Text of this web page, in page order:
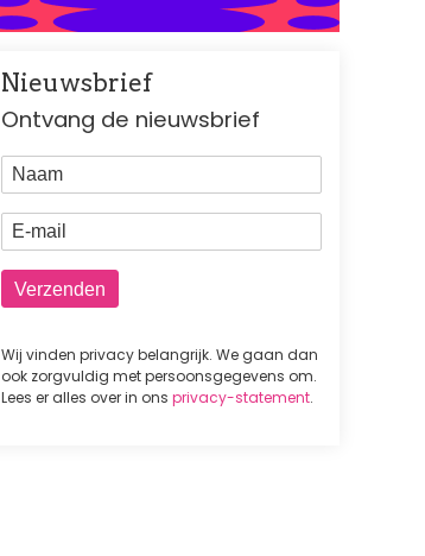
Nieuwsbrief
Ontvang de nieuwsbrief
Naam
E-mail
Wij vinden privacy belangrijk. We gaan dan
ook zorgvuldig met persoonsgegevens om.
Lees er alles over in ons privacy-statement.